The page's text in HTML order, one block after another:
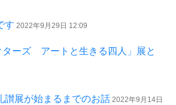
す 2022年9月29日 12:09
ターズ アートと生きる四人」展と
讃展が始まるまでのお話 2022年9月14日